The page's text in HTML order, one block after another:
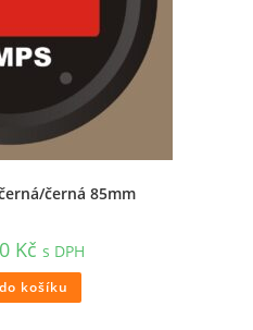
černá 85mm
Kč s DPH
košíku